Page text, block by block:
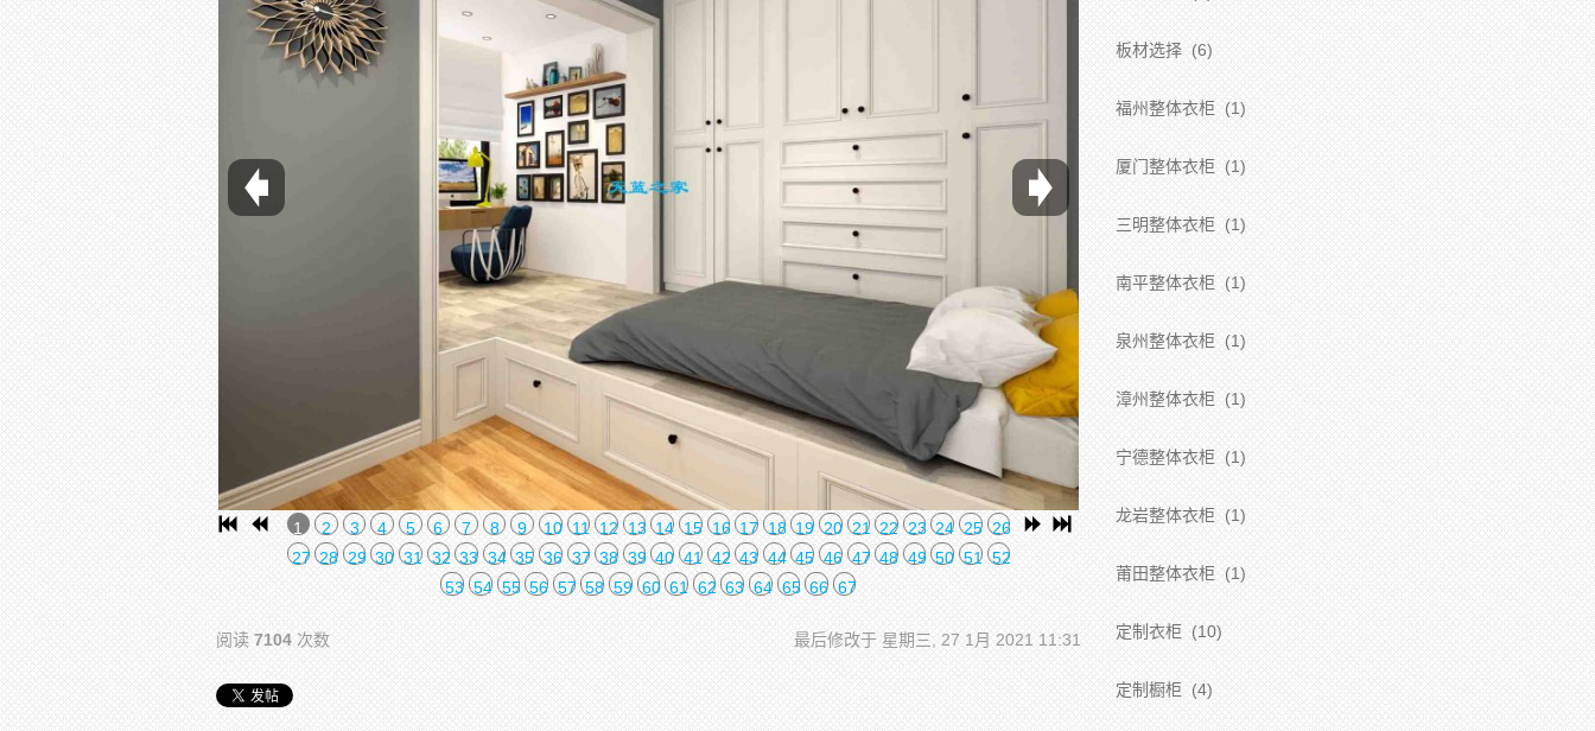
1 2 3 4 5 6 7 8 9 10 11 12 13 14 15 16 17 18 19 20 21 22 23 24 25 26
27 28 29 30 31 32 33 34 35 36 37 38 39 40 41 42 43 44 45 46 47 48 49 50 51 52
53 54 55 56 57 58 59 60 61 62 63 64 65 66 67
阅读7104次数 最后修改于 星期三, 27 1月 2021 11:31
板材选择 (6)
福州整体衣柜 (1)
厦门整体衣柜 (1)
三明整体衣柜 (1)
南平整体衣柜 (1)
泉州整体衣柜 (1)
漳州整体衣柜 (1)
宁德整体衣柜 (1)
龙岩整体衣柜 (1)
莆田整体衣柜 (1)
定制衣柜 (10)
定制橱柜 (4)